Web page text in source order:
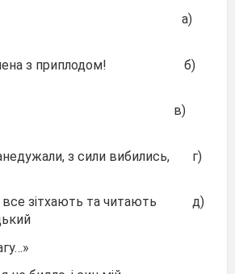
з приплодом! б)
в)
з сили вибились, г)
все зітхають та читають д)